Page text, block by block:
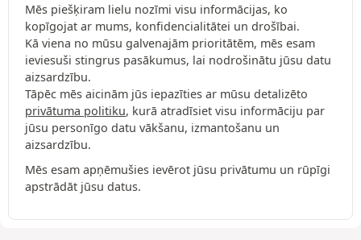
Mēs piešķiram lielu nozīmi visu informācijas, ko
kopīgojat ar mums, konfidencialitātei un drošībai.
Kā viena no mūsu galvenajām prioritātēm, mēs esam
ieviesuši stingrus pasākumus, lai nodrošinātu jūsu datu
aizsardzību.
Tāpēc mēs aicinām jūs iepazīties ar mūsu detalizēto
privātuma politiku, kurā atradīsiet visu informāciju par
jūsu personīgo datu vākšanu, izmantošanu un
aizsardzību.
Mēs esam apņēmušies ievērot jūsu privātumu un rūpīgi
apstrādāt jūsu datus.